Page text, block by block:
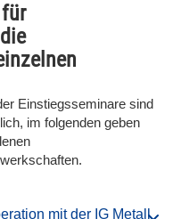
Einstiegsseminare sind
im folgenden geben
mit der IG Metall